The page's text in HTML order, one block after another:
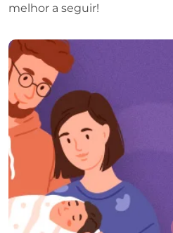
melhor a seguir!